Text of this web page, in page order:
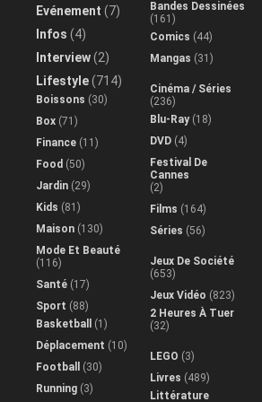
Evénement (7)
Infos (4)
Interview(2)
Lifestyle(714)
Boissons (30)
Box (71)
Finance (11)
Food (50)
Jardin (29)
Kids (81)
Maison (130)
Mode Et Beauté
(116)
Santé (17)
Sport (88)
Basketball
(1)
Déplacement (10)
Football
(30)
Running (3)
Bandes Dessinées
(161)
Comics (44)
Mangas (31)
Cinéma / Séries
(236)
Blu-Ray(18)
DVD(4)
Festival De
Cannes
(2)
Films (164)
Séries (56)
Jeux De Société
(653)
Jeux Vidéo (823)
2 Heures À Tuer
(32)
LEGO (3)
Livres (489)
Littérature